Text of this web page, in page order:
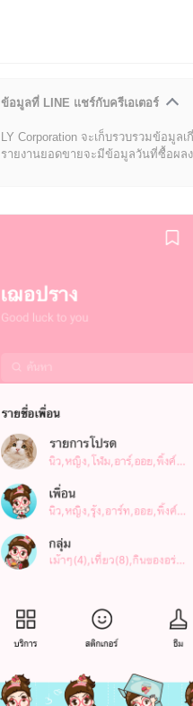
ข้อมูลที่ LINE แชร์กับครีเอเตอร์
LY Corporation จะเก็บรวบรวมข้อมูล
รายงานยอดขายจะมีข้อมูลวันที่ซื้อผล